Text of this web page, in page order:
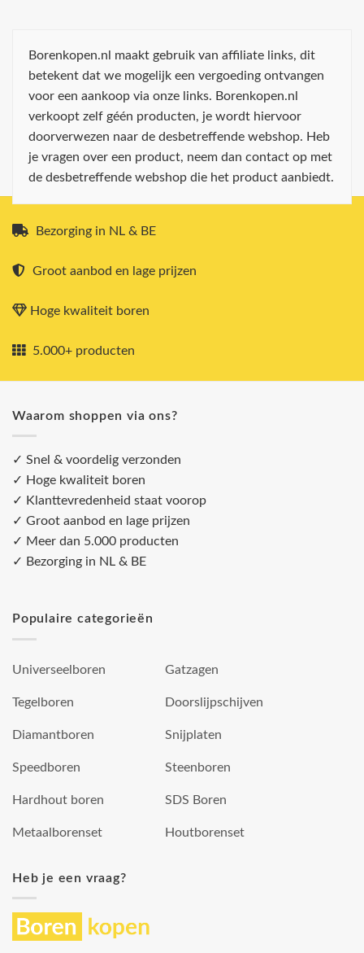
Borenkopen.nl maakt gebruik van affiliate links, dit
betekent dat we mogelijk een vergoeding ontvangen
voor een aankoop via onze links. Borenkopen.nl
verkoopt zelf géén producten, je wordt hiervoor
doorverwezen naar de desbetreffende webshop. Heb
je vragen over een product, neem dan contact op met
de desbetreffende webshop die het product aanbiedt.
Bezorging in NL & BE
Groot aanbod en lage prijzen
Hoge kwaliteit boren
5.000+ producten
Waarom shoppen via ons?
✓ Snel & voordelig verzonden
✓ Hoge kwaliteit boren
✓ Klanttevredenheid staat voorop
✓ Groot aanbod en lage prijzen
✓ Meer dan 5.000 producten
✓ Bezorging in NL & BE
Populaire categorieën
Universeelboren
Tegelboren
Diamantboren
Speedboren
Hardhout boren
Metaalborenset
Gatzagen
Doorslijpschijven
Snijplaten
Steenboren
SDS Boren
Houtborenset
Heb je een vraag?